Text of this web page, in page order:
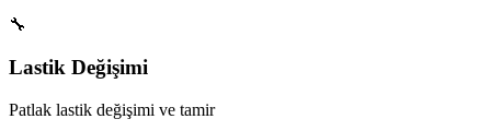
🔧
Lastik Değişimi
Patlak lastik değişimi ve tamir